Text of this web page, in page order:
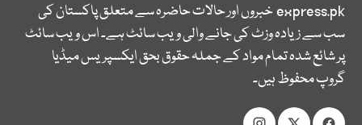
express.pkخبروں اور حالات حاضرہ سے متعلق پاکستان کی
سب سے زیادہ وزٹ کی جانے والی ویب سائٹ ہے۔ اس ویب سائٹ
پر شائع شدہ تمام مواد کے جملہ حقوق بحق ایکسپریس میڈیا
گروپ محفوظ ہیں۔